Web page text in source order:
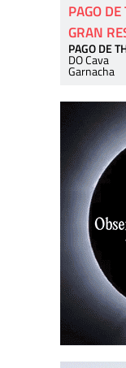
PAGO
GRAN
PAGO DE
DO Cava
Garnacha